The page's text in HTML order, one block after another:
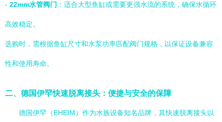
- 22mm水管阀门 ：适合大型鱼缸或需要更强水流的系统，确保水循环
高效稳定。
选购时，需根据鱼缸尺寸和水泵功率匹配阀门规格，以保证设备兼容
性和使用寿命。
二、德国伊罕快速脱离接头：便捷与安全的保障
德国伊罕（EHEIM）作为水族设备知名品牌，其快速脱离接头以